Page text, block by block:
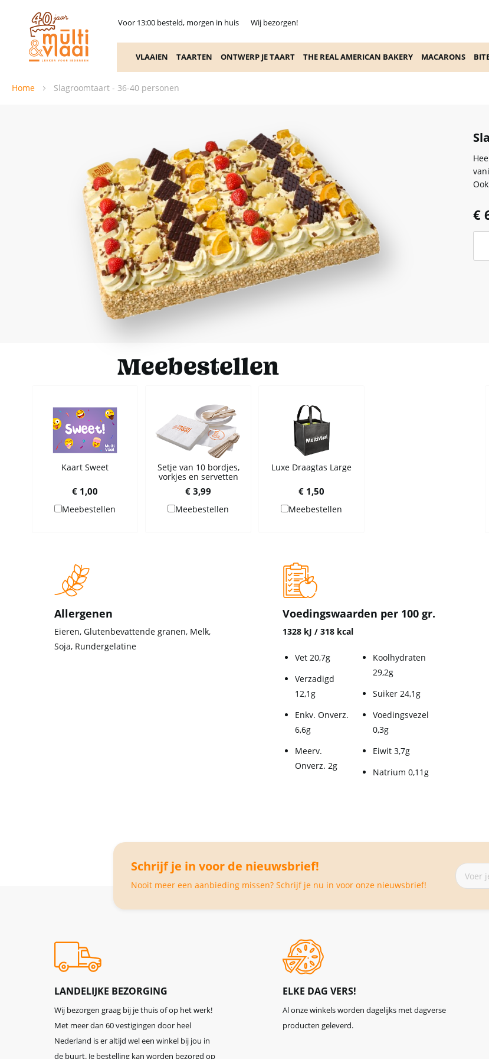
Voor 13:00 besteld, morgen in huis Wij bezorgen!
VLAAIEN TAARTEN ONTWERP JE TAART THE REAL AMERICAN BAKERY MACARONS
Home Slagroomtaart - 36-40 personen
€
Meebestellen
Kaart Sweet
€ 1,00
Meebestellen
Setje van 10 bordjes,
vorkjes en servetten
€ 3,99
Meebestellen
Luxe Draagtas Large
€ 1,50
Meebestellen
Allergenen
Eieren, Glutenbevattende granen, Melk,
Soja, Rundergelatine
Voedingswaarden per 100 gr.
1328 kJ / 318 kcal
Vet 20,7g
Verzadigd
12,1g
Enkv. Onverz.
6,6g
Meerv.
Onverz. 2g
Koolhydraten
29,2g
Suiker 24,1g
Voedingsvezel
0,3g
Eiwit 3,7g
Natrium 0,11g
Schrijf je in voor de nieuwsbrief!
Nooit meer een aanbieding missen? Schrijf je nu in voor onze nieuwsbrief!
Abonneer
je
onze
LANDELIJKE BEZORGING
Wij bezorgen graag bij je thuis of op het werk!
Met meer dan 60 vestigingen door heel
Nederland is er altijd wel een winkel bij jou in
de buurt. Je bestelling kan worden bezorgd op
ELKE DAG VERS!
Al onze winkels worden dagelijks met dagverse
producten geleverd.